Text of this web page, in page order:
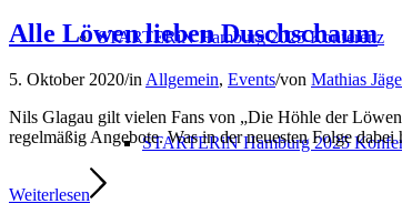
STARTERiN Hamburg 2025 Konferenz
STARTERiN Hamburg 2025
Alle Löwen lieben Duschschaum
5. Oktober 2020/inAllgemein, Events/von Mathias
Nils Glagau gilt vielen Fans von „Die Höhle der
regelmäßig Angebote. Was in der neuesten Folge
Weiterlesen